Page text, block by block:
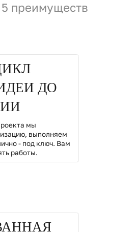
преимуществ
ДО
мы
выполняем
- под ключ. Вам
работы.